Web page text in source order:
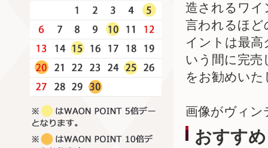
造されるワイ
言われるほど
イントは最
いう間に完売
をお勧めいた
画像がヴィン
おすすめ